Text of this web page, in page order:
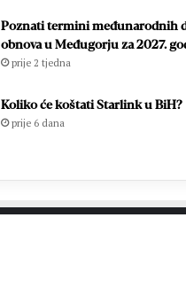
Poznati termini međunarodnih
obnova u Međugorju za 2027.
prije 2 tjedna
Koliko će koštati Starlink u BiH?
prije 6 dana